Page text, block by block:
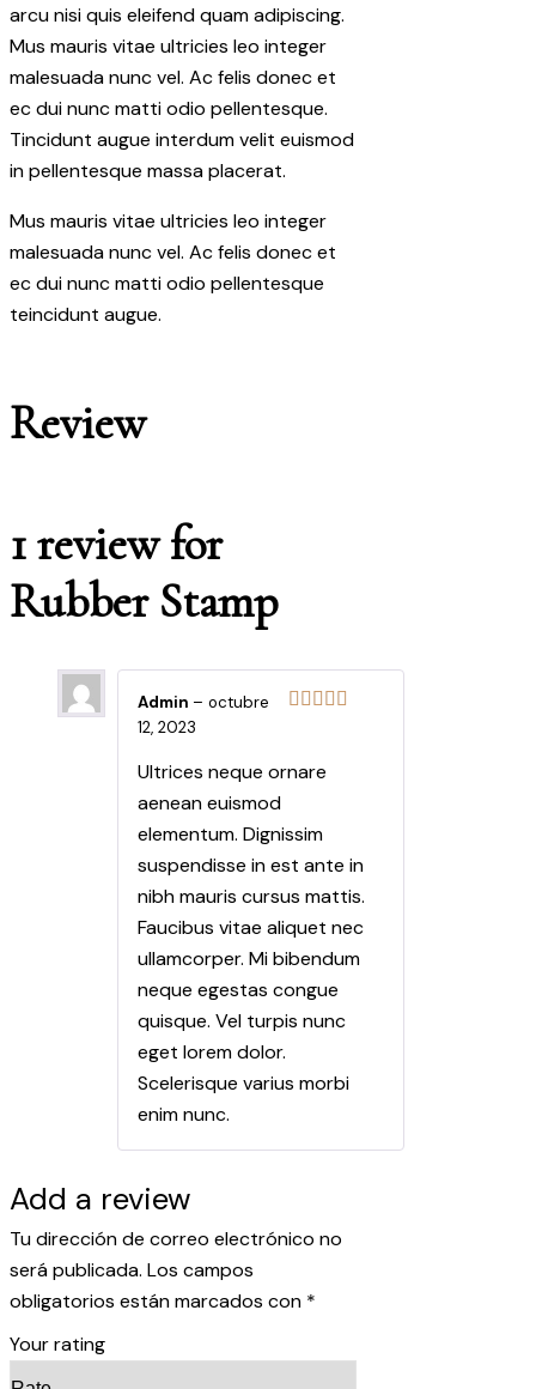
arcu nisi quis eleifend quam adipiscing.
Mus mauris vitae ultricies leo integer
malesuada nunc vel. Ac felis donec et
ec dui nunc matti odio pellentesque.
Tincidunt augue interdum velit euismod
in pellentesque massa placerat.
Mus mauris vitae ultricies leo integer
malesuada nunc vel. Ac felis donec et
ec dui nunc matti odio pellentesque
teincidunt augue.
Review
1 review for
Rubber Stamp
Admin – octubre
12, 2023
Ultrices neque ornare
aenean euismod
elementum. Dignissim
suspendisse in est ante in
nibh mauris cursus mattis.
Faucibus vitae aliquet nec
ullamcorper. Mi bibendum
neque egestas congue
quisque. Vel turpis nunc
eget lorem dolor.
Scelerisque varius morbi
enim nunc.
Add a review
Tu dirección de correo electrónico no
será publicada. Los campos
obligatorios están marcados con *
Your rating